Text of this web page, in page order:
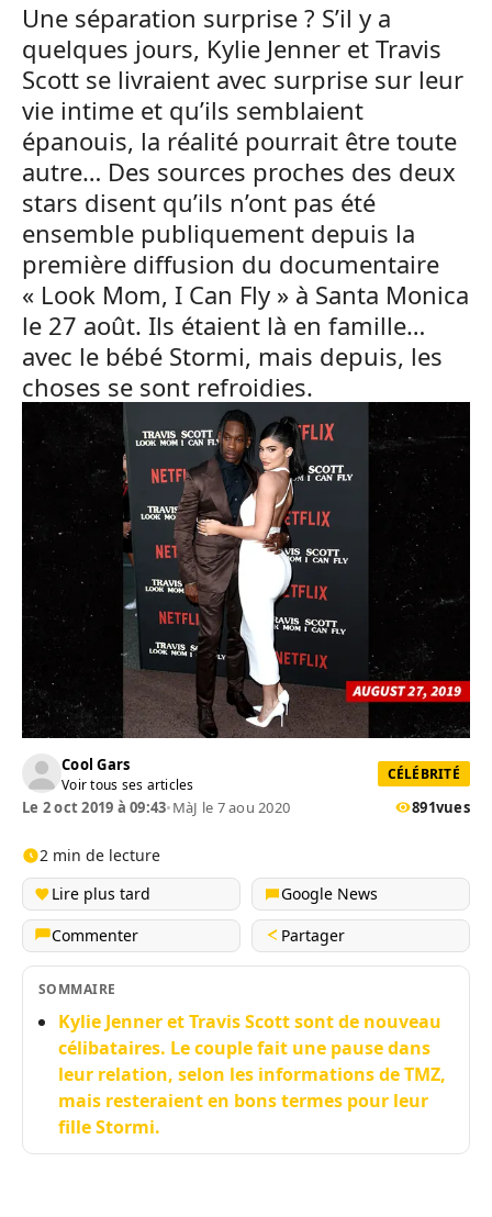
Une séparation surprise ? S’il y a
quelques jours, Kylie Jenner et Travis
Scott se livraient avec surprise sur leur
vie intime et qu’ils semblaient
épanouis, la réalité pourrait être toute
autre… Des sources proches des deux
stars disent qu’ils n’ont pas été
ensemble publiquement depuis la
première diffusion du documentaire
« Look Mom, I Can Fly » à Santa Monica
le 27 août. Ils étaient là en famille…
avec le bébé Stormi, mais depuis, les
choses se sont refroidies.
Cool Gars
Voir tous ses articles
CÉLÉBRITÉ
Le 2 oct 2019 à 09:43•MàJ le 7 aou 2020 891vues
2 min de lecture
Lire plus tard
Google News
Commenter
Partager
SOMMAIRE
Kylie Jenner et Travis Scott sont de nouveau
célibataires. Le couple fait une pause dans
leur relation, selon les informations de TMZ,
mais resteraient en bons termes pour leur
fille Stormi.